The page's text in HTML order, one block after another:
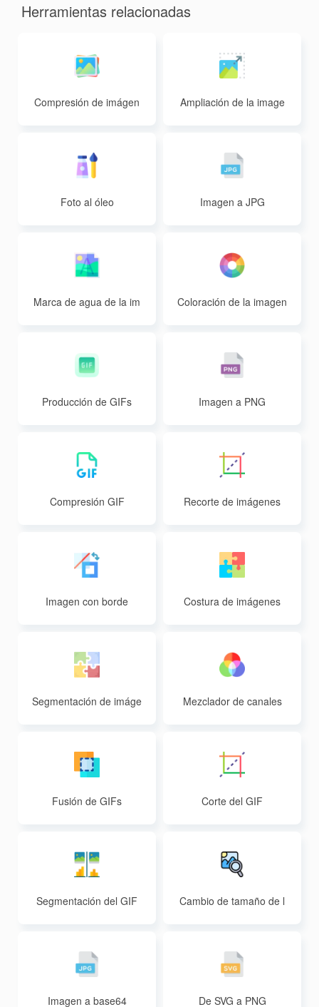
Herramientas relacionadas
Compresión de imágen
Ampliación de la image
Foto al óleo Imagen a JPG
Marca de agua de la im
Coloración de la imagen
Producción de GIFs Imagen a PNG
Compresión GIF Recorte de imágenes
Imagen con borde Costura de imágenes
Segmentación de imáge
Mezclador de canales
Fusión de GIFs Corte del GIF
Segmentación del GIF
Cambio de tamaño de l
Imagen a base64 De SVG a PNG